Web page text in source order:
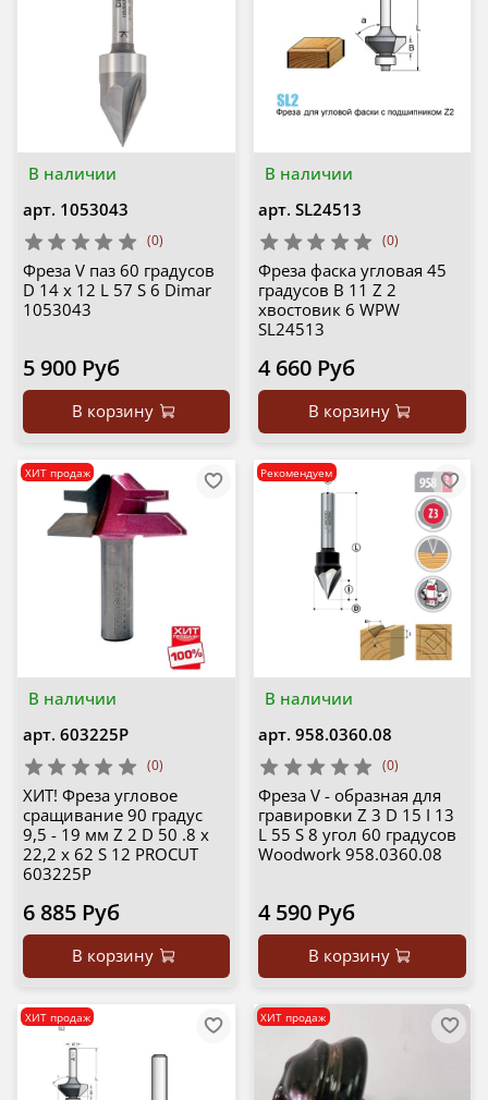
В наличии
арт. 1053043
(0)
Фреза V паз 60 градусов
D 14 x 12 L 57 S 6 Dimar
1053043
5 900 Руб
В корзину
В наличии
арт. SL24513
(0)
Фреза фаска угловая 45
градусов B 11 Z 2
хвостовик 6 WPW
SL24513
4 660 Руб
В корзину
В наличии
ХИТ продаж
арт. 603225P
(0)
ХИТ! Фреза угловое
сращивание 90 градус
9,5 - 19 мм Z 2 D 50 .8 х
22,2 x 62 S 12 PROCUT
603225P
6 885 Руб
В корзину
В наличии
Рекомендуем
арт. 958.0360.08
(0)
Фреза V - образная для
гравировки Z 3 D 15 I 13
L 55 S 8 угол 60 градусов
Woodwork 958.0360.08
4 590 Руб
В корзину
ХИТ продаж ХИТ продаж